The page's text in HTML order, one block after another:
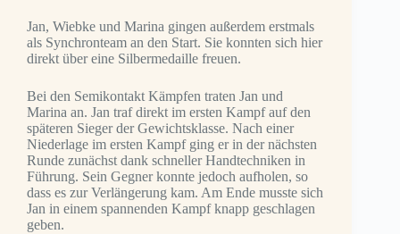
Jan, Wiebke und Marina gingen außerdem erstmals
als Synchronteam an den Start. Sie konnten sich hier
direkt über eine Silbermedaille freuen.
Bei den Semikontakt Kämpfen traten Jan und
Marina an. Jan traf direkt im ersten Kampf auf den
späteren Sieger der Gewichtsklasse. Nach einer
Niederlage im ersten Kampf ging er in der nächsten
Runde zunächst dank schneller Handtechniken in
Führung. Sein Gegner konnte jedoch aufholen, so
dass es zur Verlängerung kam. Am Ende musste sich
Jan in einem spannenden Kampf knapp geschlagen
geben.